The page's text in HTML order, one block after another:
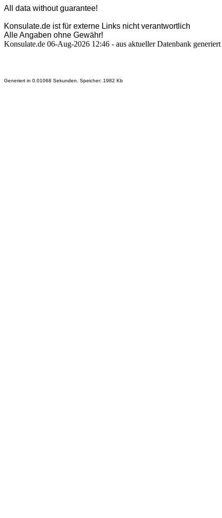
All data without guarantee!
Konsulate.de ist für externe Links nicht verantwortlich
Alle Angaben ohne Gewähr!
Konsulate.de 06-Aug-2026 12:46 - aus aktueller Datenbank generiert
Generiert in 0.01068 Sekunden. Speicher: 1982 Kb